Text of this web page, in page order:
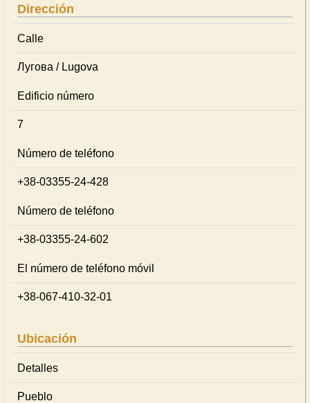
Dirección
Calle
Лугова / Lugova
Edificio número
7
Número de teléfono
+38-03355-24-428
Número de teléfono
+38-03355-24-602
El número de teléfono móvil
+38-067-410-32-01
Ubicación
Detalles
Pueblo